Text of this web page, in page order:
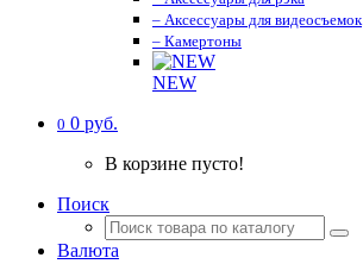
– Аксессуары для видеосъемок
– Камертоны
NEW
0 0 руб.
В корзине пусто!
Поиск
Валюта